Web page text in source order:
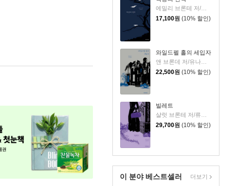
에밀리 브론테 저/고정아 역
17,100원 (10% 할인)
와일드펠 홀의 세입자
앤 브론데 저/유나영 역
22,500원 (10% 할인)
빌레트
샬럿 브론테 저/류경희 역
29,700원 (10% 할인)
이 분야 베스트셀러 더보기